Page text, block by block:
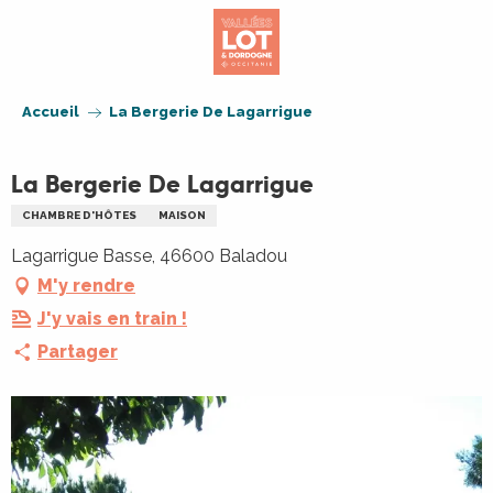
Accueil La Bergerie De Lagarrigue
La Bergerie De Lagarrigue
CHAMBRE D'HÔTES MAISON
Lagarrigue Basse, 46600 Baladou
M'y rendre
J'y vais en train !
Partager